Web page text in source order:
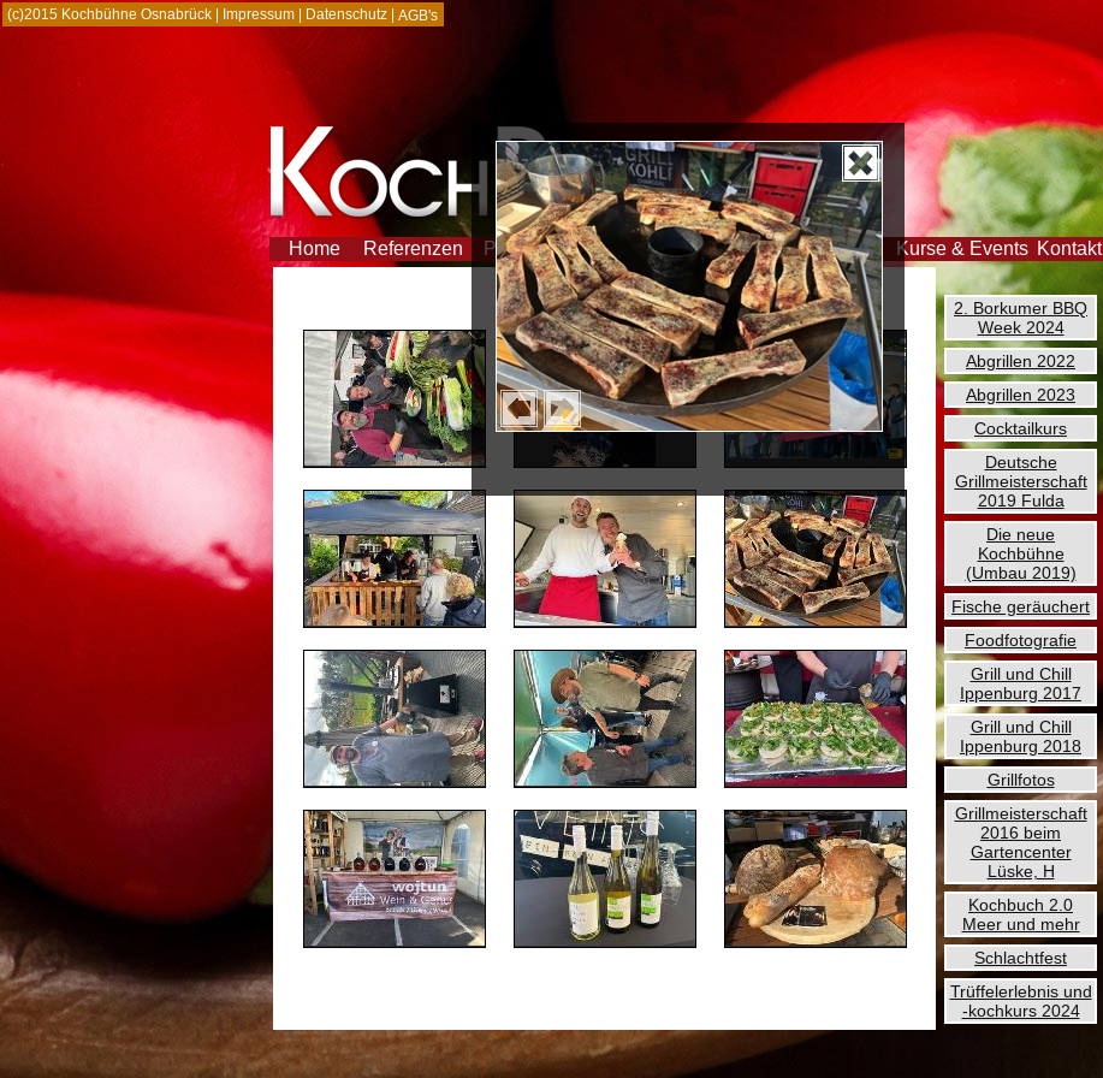
(c)2015 Kochbühne Osnabrück | Impressum Datenschutz AGB's
Home Referenzen Partner Feiern Tipp des Monats Galerie Kurse & Events Kontakt
2. Borkumer BBQ
Week 2024
Abgrillen 2022
Abgrillen 2023
Cocktailkurs
Deutsche
Grillmeisterschaft
2019 Fulda
Die neue
Kochbühne
(Umbau 2019)
Fische geräuchert
Foodfotografie
Grill und Chill
Ippenburg 2017
Grill und Chill
Ippenburg 2018
Grillfotos
Grillmeisterschaft
2016 beim
Gartencenter
Lüske, H
Kochbuch 2.0
Meer und mehr
Schlachtfest
Trüffelerlebnis und
-kochkurs 2024